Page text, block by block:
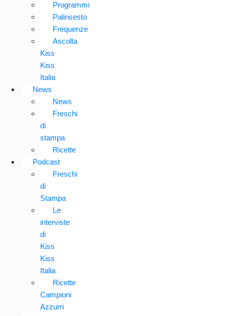
Programmi
Palinsesto
Frequenze
Ascolta
Kiss
Kiss
Italia
News
News
Freschi
di
stampa
Ricette
Podcast
Freschi
di
Stampa
Le
interviste
di
Kiss
Kiss
Italia
Ricette
Campioni
Azzurri